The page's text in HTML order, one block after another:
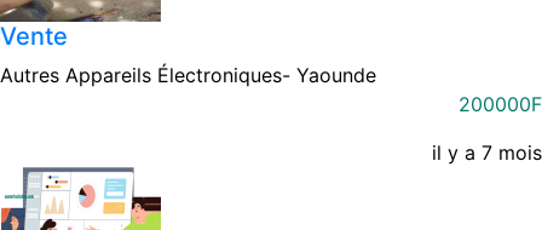
Vente
Autres Appareils Électroniques- Yaounde
200000F
il y a 7 mois